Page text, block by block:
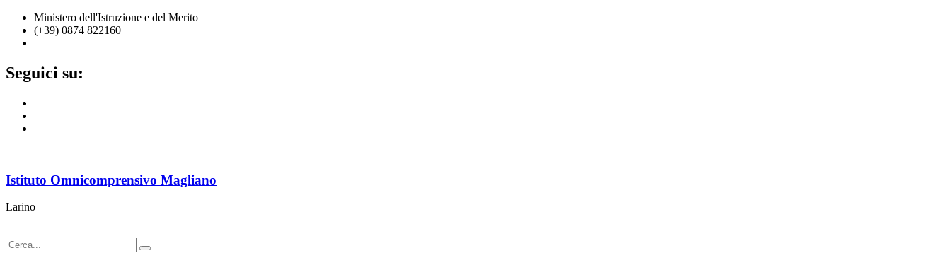
Ministero dell'Istruzione e del Merito
(+39) 0874 822160
Seguici su:
Istituto Omnicomprensivo Magliano
Larino